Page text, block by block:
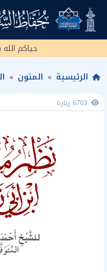
حياكم
الرئيسية » المتون »
للشَّيْخِ
المُتَوَفَّى